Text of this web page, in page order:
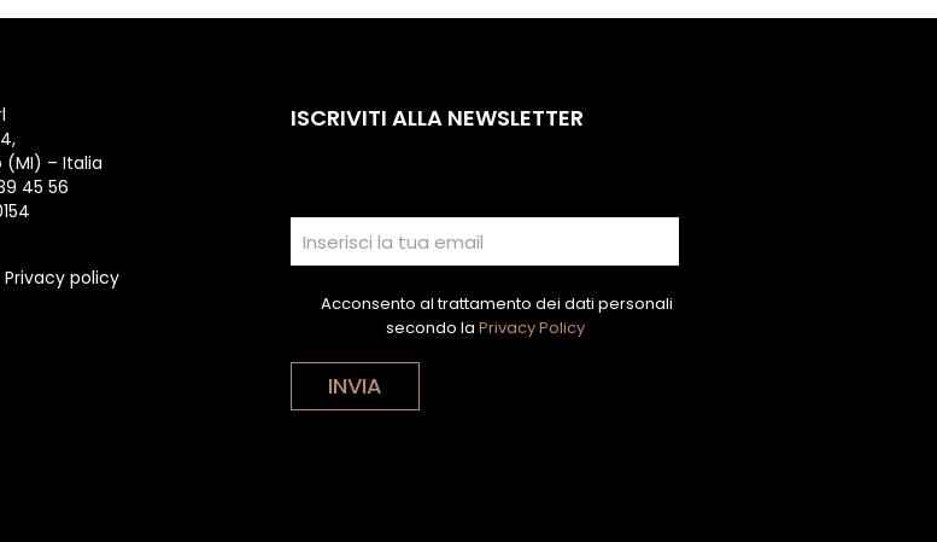
(MI) – Italia
45 56
Privacy policy
ISCRIVITI ALLA NEWSLETTER
Acconsento al trattamento dei dati personali
secondo la Privacy Policy
INVIA